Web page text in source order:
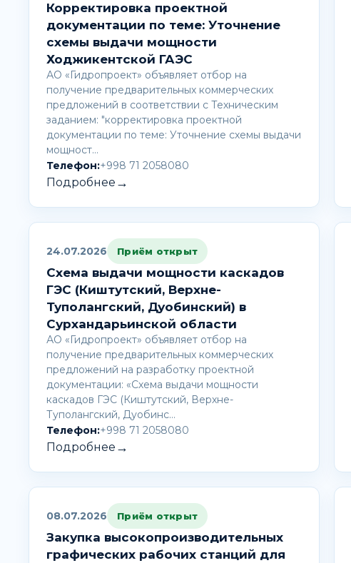
Корректировка проектной
документации по теме: Уточнение
схемы выдачи мощности
Ходжикентской ГАЭС
АО «Гидропроект» объявляет отбор на
получение предварительных коммерческих
предложений в соответствии с Техническим
заданием: "корректировка проектной
документации по теме: Уточнение схемы выдачи
мощност…
Телефон:+998 71 2058080
Подробнее →
24.07.2026 Приём открыт
Схема выдачи мощности каскадов
ГЭС (Киштутский, Верхне-
Туполангский, Дуобинский) в
Сурхандарьинской области
АО «Гидропроект» объявляет отбор на
получение предварительных коммерческих
предложений на разработку проектной
документации: «Схема выдачи мощности
каскадов ГЭС (Киштутский, Верхне-
Туполангский, Дуобинс…
Телефон:+998 71 2058080
Подробнее →
08.07.2026 Приём открыт
Закупка высокопроизводительных
графических рабочих станций для